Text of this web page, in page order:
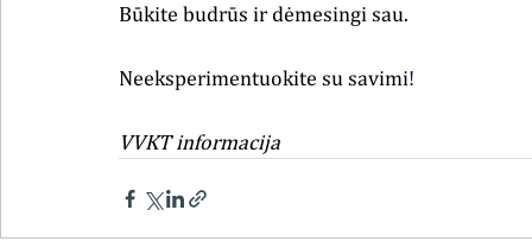
Būkite budrūs ir dėmesingi sau.
Neeksperimentuokite su savimi!
VVKT informacija